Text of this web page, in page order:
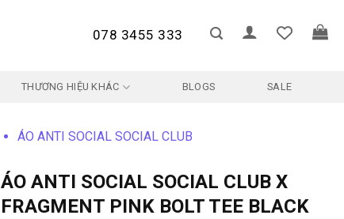
078 3455 333
THƯƠNG HIỆU KHÁC BLOGS
SALE
ÁO ANTI SOCIAL SOCIAL CLUB
ÁO ANTI SOCIAL SOCIAL CLUB X
FRAGMENT PINK BOLT TEE BLACK